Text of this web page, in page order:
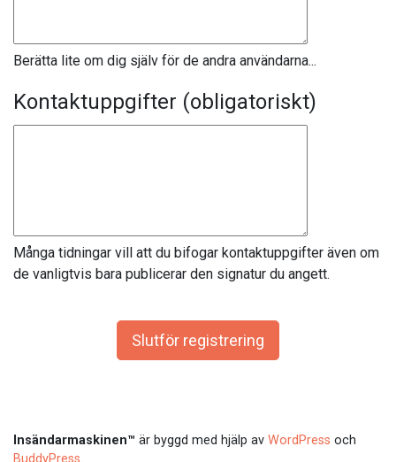
Berätta lite om dig själv för de andra användarna...
Kontaktuppgifter (obligatoriskt)
Många tidningar vill att du bifogar kontaktuppgifter även om
de vanligtvis bara publicerar den signatur du angett.
Insändarmaskinen™ är byggd med hjälp av WordPress och
BuddyPress